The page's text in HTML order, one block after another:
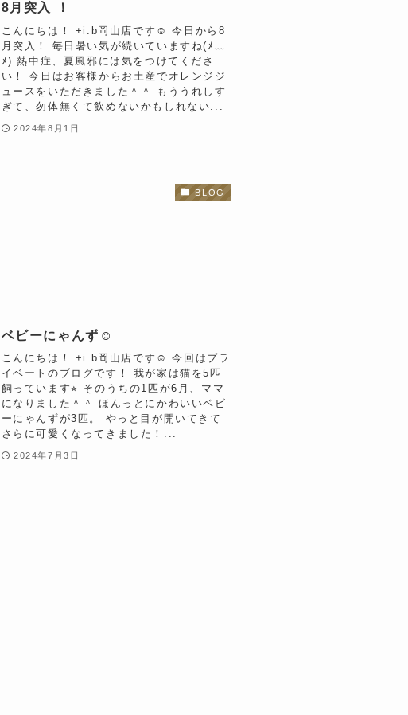
8月突入 ！
こんにちは！ +i.b岡山店です☺︎ 今日から8
月突入！ 毎日暑い気が続いていますね(ﾒ﹏
ﾒ) 熱中症、夏風邪には気をつけてくださ
い！ 今日はお客様からお土産でオレンジジ
ュースをいただきました＾＾ もううれしす
ぎて、勿体無くて飲めないかもしれない...
2024年8月1日
BLOG
ベビーにゃんず☺︎
こんにちは！ +i.b岡山店です☺︎ 今回はプラ
イベートのブログです！ 我が家は猫を5匹
飼っています⭐︎ そのうちの1匹が6月、ママ
になりました＾＾ ほんっとにかわいいベビ
ーにゃんずが3匹。 やっと目が開いてきて
さらに可愛くなってきました！...
2024年7月3日